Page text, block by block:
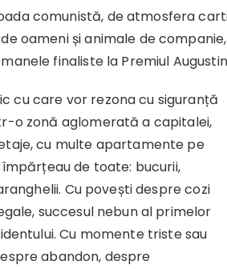
comunistă, de atmosfera
oameni și animale de
finaliste la Premiul
cu care vor rezona cu siguranță
o zonă aglomerată a capitalei,
cu multe apartamente pe
de toate: bucurii,
Cu povești despre cozi
succesul nebun al primelor
Cu momente triste sau
abandon, despre